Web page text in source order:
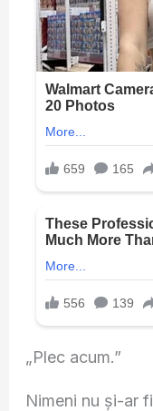
„Plec acum.”
Nimeni nu și-ar